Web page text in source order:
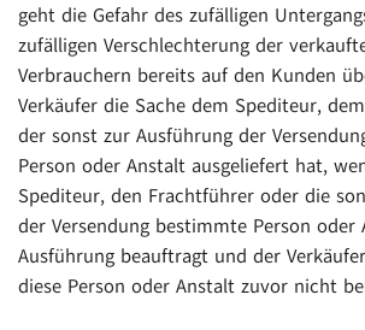
geht die Gefahr des zufälligen
zufälligen Verschlechterung der
Verbrauchern bereits auf den Kunden
Verkäufer die Sache dem Spediteur,
der sonst zur Ausführung der
Person oder Anstalt ausgeliefert hat,
Spediteur, den Frachtführer oder die
der Versendung bestimmte Person
Ausführung beauftragt und der
diese Person oder Anstalt zuvor nicht